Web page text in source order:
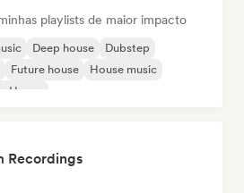
playlists de maior impacto
Deep house
Dubstep
Future house
House music
House
Recordings